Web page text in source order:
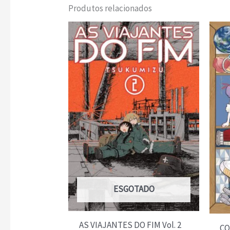
Produtos relacionados
ESGOTADO
AS VIAJANTES DO FIM Vol. 2